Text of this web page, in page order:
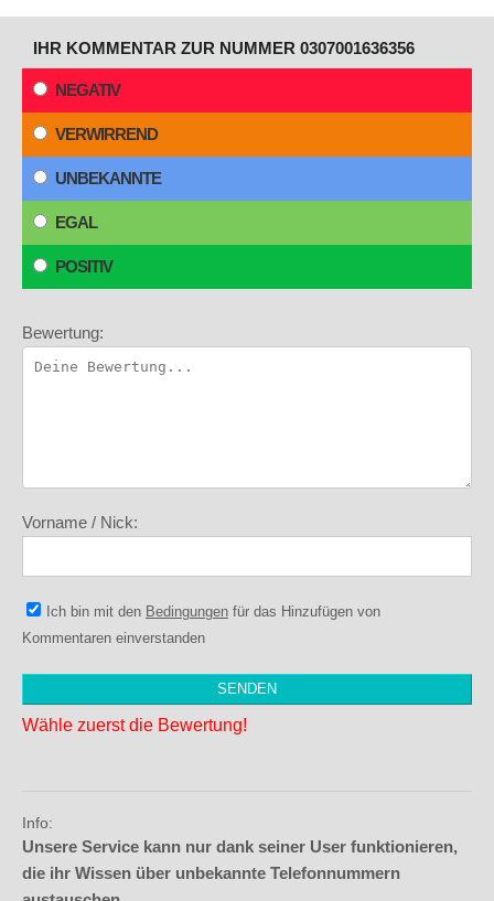
IHR KOMMENTAR ZUR NUMMER 0307001636356
NEGATIV
VERWIRREND
UNBEKANNTE
EGAL
POSITIV
Bewertung:
Vorname / Nick:
Ich bin mit den Bedingungen für das Hinzufügen von
Kommentaren einverstanden
Wähle zuerst die Bewertung!
Info:
Unsere Service kann nur dank seiner User funktionieren,
die ihr Wissen über unbekannte Telefonnummern